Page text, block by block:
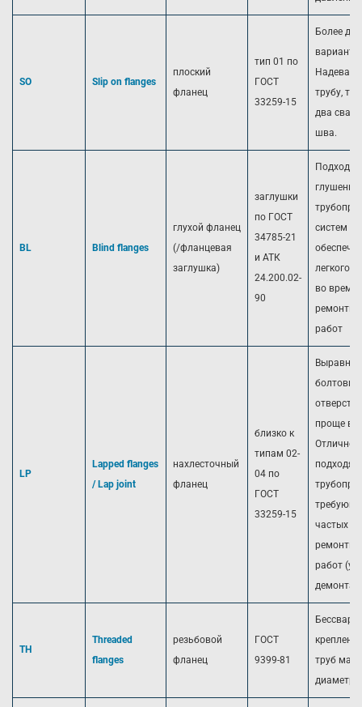
SO Slip on flanges
плоский
фланец
тип 01 по
ГОСТ
33259-15
Более
вариант.
трубу,
два
шва.
BL Blind flanges
глухой фланец
(/фланцевая
заглушка)
заглушки
по ГОСТ
34785-21
и АТК
24.200.02-
90
глушения
систем и
легкого
во время
работ
LP
Lapped flanges
/ Lap joint
нахлесточный
фланец
близко к
типам 02-
04 по
ГОСТ
33259-15
болтовые
отверстия
проще
Отлично
подходят
частых
работ
TH
Threaded
flanges
резьбовой
фланец
ГОСТ
9399-81
труб
диаметра